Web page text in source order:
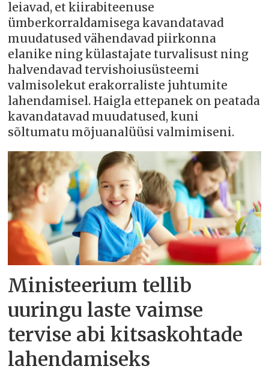
leiavad, et kiirabiteenuse
ümberkorraldamisega kavandatavad
muudatused vähendavad piirkonna
elanike ning külastajate turvalisust ning
halvendavad tervishoiusüsteemi
valmisolekut erakorraliste juhtumite
lahendamisel. Haigla ettepanek on peatada
kavandatavad muudatused, kuni
sõltumatu mõjuanalüüsi valmimiseni.
Ministeerium tellib
uuringu laste vaimse
tervise abi kitsaskohtade
lahendamiseks